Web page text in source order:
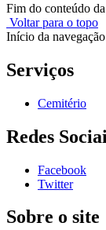
Fim do conteúdo
Voltar para o topo
Início da
Serviços
Cemitério
Redes
Facebook
Twitter
Sobre o site